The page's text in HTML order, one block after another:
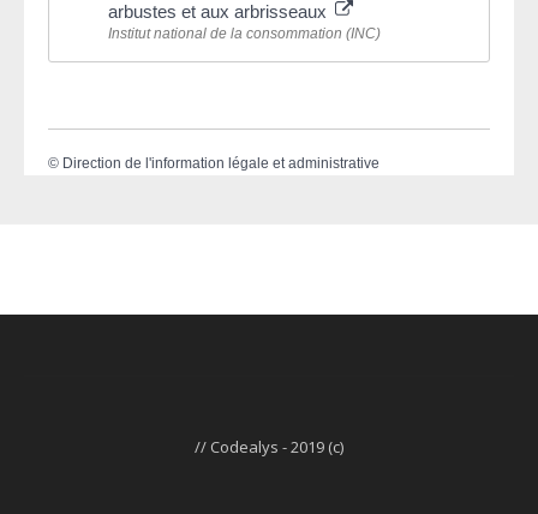
arbustes et aux arbrisseaux
Institut national de la consommation (INC)
© Direction de l'information légale et administrative
// Codealys - 2019 (c)